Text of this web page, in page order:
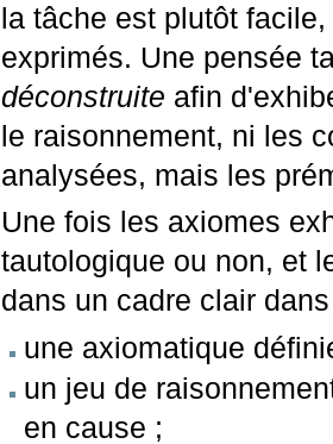
la tâche est plutôt
exprimés. Une pensée
déconstruite afin
le raisonnement, ni les
analysées, mais les
Une fois les axiomes
tautologique ou non, et
dans un cadre clair
une axiomatique
un jeu de
en cause ;